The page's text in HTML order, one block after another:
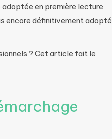
en première lecture
encore définitivement adopté
? Cet article fait le